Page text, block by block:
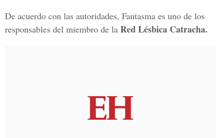
De acuerdo con las autoridades, Fantasma es uno de los
responsables del miembro de la Red Lésbica Catracha.